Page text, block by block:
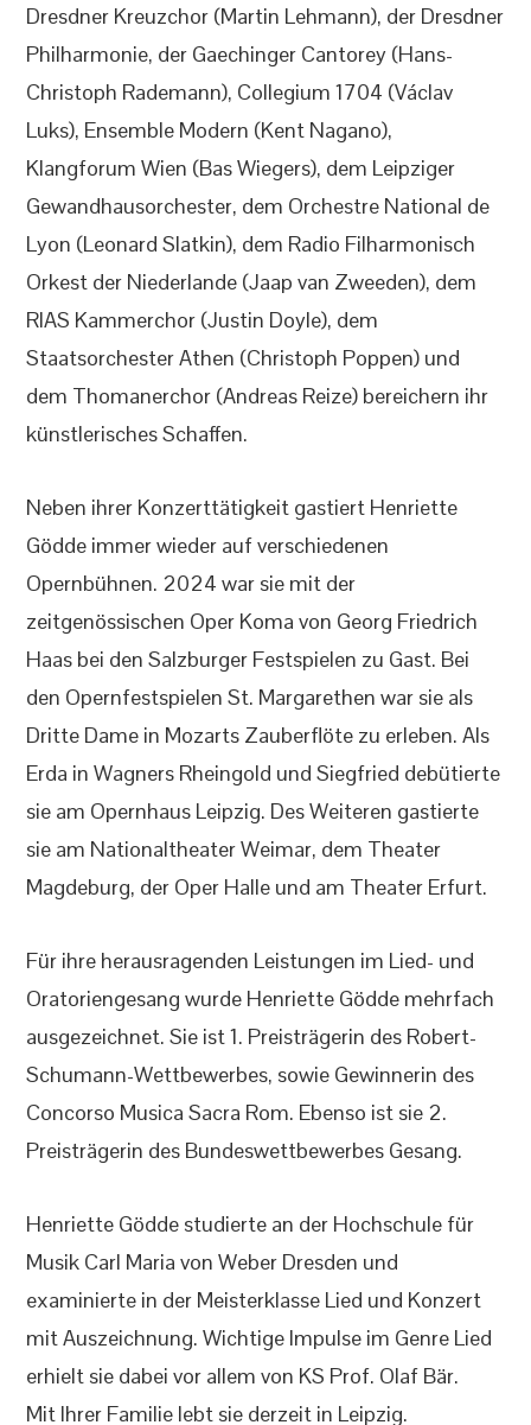
Dresdner Kreuzchor (Martin Lehmann), der Dresdner
Philharmonie, der Gaechinger Cantorey (Hans-
Christoph Rademann), Collegium 1704 (Václav
Luks), Ensemble Modern (Kent Nagano),
Klangforum Wien (Bas Wiegers), dem Leipziger
Gewandhausorchester, dem Orchestre National de
Lyon (Leonard Slatkin), dem Radio Filharmonisch
Orkest der Niederlande (Jaap van Zweeden), dem
RIAS Kammerchor (Justin Doyle), dem
Staatsorchester Athen (Christoph Poppen) und
dem Thomanerchor (Andreas Reize) bereichern ihr
künstlerisches Schaffen.
Neben ihrer Konzerttätigkeit gastiert Henriette
Gödde immer wieder auf verschiedenen
Opernbühnen. 2024 war sie mit der
zeitgenössischen Oper Koma von Georg Friedrich
Haas bei den Salzburger Festspielen zu Gast. Bei
den Opernfestspielen St. Margarethen war sie als
Dritte Dame in Mozarts Zauberflöte zu erleben. Als
Erda in Wagners Rheingold und Siegfried debütierte
sie am Opernhaus Leipzig. Des Weiteren gastierte
sie am Nationaltheater Weimar, dem Theater
Magdeburg, der Oper Halle und am Theater Erfurt.
Für ihre herausragenden Leistungen im Lied- und
Oratoriengesang wurde Henriette Gödde mehrfach
ausgezeichnet. Sie ist 1. Preisträgerin des Robert-
Schumann-Wettbewerbes, sowie Gewinnerin des
Concorso Musica Sacra Rom. Ebenso ist sie 2.
Preisträgerin des Bundeswettbewerbes Gesang.
Henriette Gödde studierte an der Hochschule für
Musik Carl Maria von Weber Dresden und
examinierte in der Meisterklasse Lied und Konzert
mit Auszeichnung. Wichtige Impulse im Genre Lied
erhielt sie dabei vor allem von KS Prof. Olaf Bär.
Mit Ihrer Familie lebt sie derzeit in Leipzig.